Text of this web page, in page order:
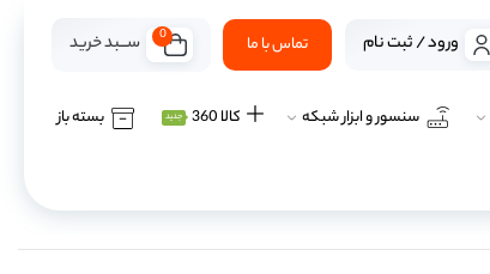
ورود / ثبت نام تماس با ما 0 ســـبد خرید
سنسور و ابزار شبکه کالا 360 جدید بسته باز